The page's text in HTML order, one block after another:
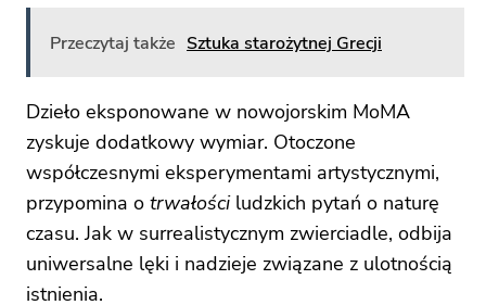
Przeczytaj także Sztuka starożytnej Grecji
Dzieło eksponowane w nowojorskim MoMA
zyskuje dodatkowy wymiar. Otoczone
współczesnymi eksperymentami artystycznymi,
przypomina o trwałościludzkich pytań o naturę
czasu. Jak w surrealistycznym zwierciadle, odbija
uniwersalne lęki i nadzieje związane z ulotnością
istnienia.